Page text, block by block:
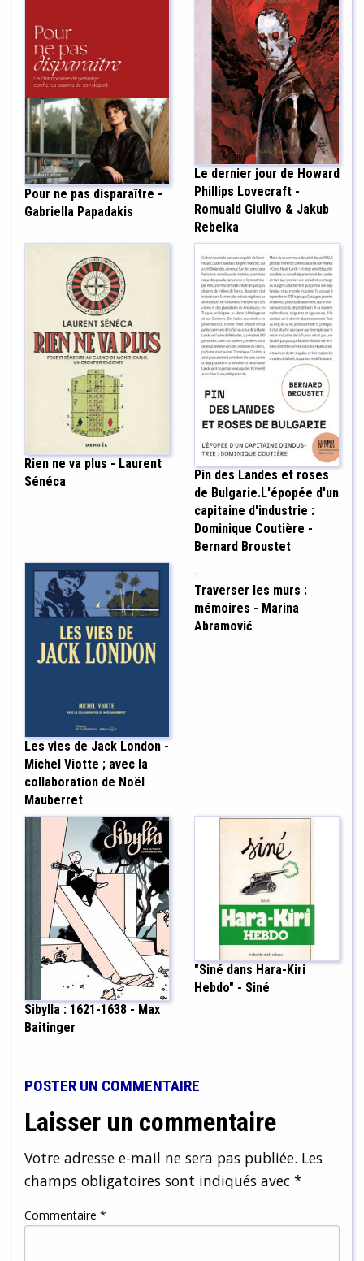
Pour ne pas disparaître -
Gabriella Papadakis
Le dernier jour de Howard
Phillips Lovecraft -
Romuald Giulivo & Jakub
Rebelka
Rien ne va plus - Laurent
Sénéca
Pin des Landes et roses
de Bulgarie.L'épopée d'un
capitaine d'industrie :
Dominique Coutière -
Bernard Broustet
Les vies de Jack London -
Michel Viotte ; avec la
collaboration de Noël
Mauberret
Traverser les murs :
mémoires - Marina
Abramović
Sibylla : 1621-1638 - Max
Baitinger
"Siné dans Hara-Kiri
Hebdo" - Siné
POSTER UN COMMENTAIRE
Laisser un commentaire
Votre adresse e-mail ne sera pas publiée. Les
champs obligatoires sont indiqués avec *
Commentaire *